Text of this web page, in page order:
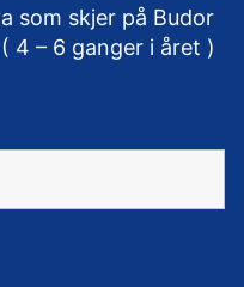
som skjer på Budor
4 – 6 ganger i året )